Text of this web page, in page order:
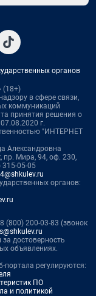
органов
(18+)
в сфере связи,
коммуникаций
принятия решения о
г.
"ИНТЕРНЕТ
Александровна
пр. Мира, 94, оф. 230,
315-05-05
органов:
(800) 200-03-83 (звонок
за достоверность
объявлениях.
портала регулируются:
ПО
и политикой